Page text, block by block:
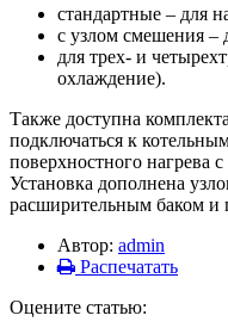
стандартные – для
с узлом смешения –
для трех- и
охлаждение).
Также доступна
подключаться к
поверхностного нагрева
Установка дополнена
расширительным баком и
Автор: admin
Распечатать
Оцените статью: